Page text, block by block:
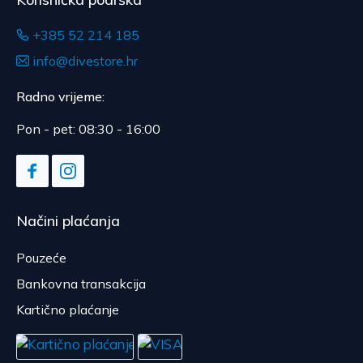
+385 52 214 185
info@divestore.hr
Radno vrijeme:
Pon - pet: 08:30 - 16:00
Načini plaćanja
Pouzeće
Bankovna transakcija
Kartično plaćanje